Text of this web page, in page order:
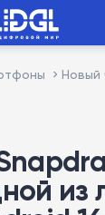
Новый
из